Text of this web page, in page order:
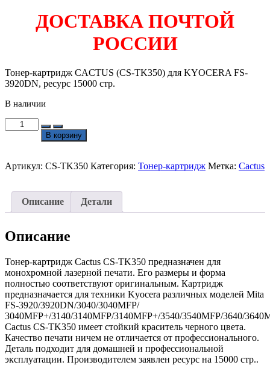
1,710.00₽.
ДОСТАВКА ПОЧТОЙ
РОССИИ
Тонер-картридж CACTUS (CS-TK350) для KYOCERA FS-
3920DN, ресурс 15000 стр.
В наличии
Количество
товара
CACTUS
В корзину
Артикул: CS-TK350 Категория: Тонер-картридж Метка: Cactus
Описание Детали
Описание
Тонер-картридж Cactus CS-TK350 предназначен для
монохромной лазерной печати. Его размеры и форма
полностью соответствуют оригинальным. Картридж
предназначается для техники Kyocera различных моделей Mita
FS-3920/3920DN/3040/3040MFP/
3040MFP+/3140/3140MFP/3140MFP+/3540/3540MFP/3640/
Cactus CS-TK350 имеет стойкий краситель черного цвета.
Качество печати ничем не отличается от профессионального.
Деталь подходит для домашней и профессиональной
эксплуатации. Производителем заявлен ресурс на 15000 стр..